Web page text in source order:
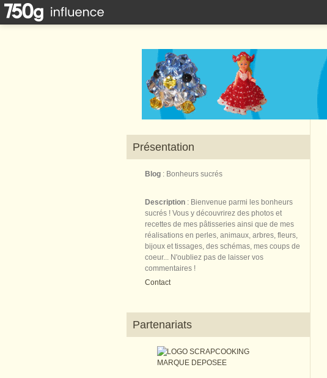
Présentation
Blog : Bonheurs sucrés
Description : Bienvenue parmi les bonheurs
sucrés ! Vous y découvrirez des photos et
recettes de mes pâtisseries ainsi que de mes
réalisations en perles, animaux, arbres, fleurs,
bijoux et tissages, des schémas, mes coups de
coeur... N'oubliez pas de laisser vos
commentaires !
Contact
Partenariats